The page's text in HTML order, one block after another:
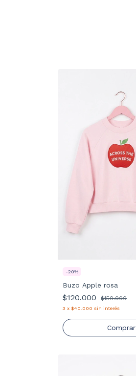
-20%
Buzo Apple rosa
$120.000 $150.000
3 x $40.000 sin interés
Comprar